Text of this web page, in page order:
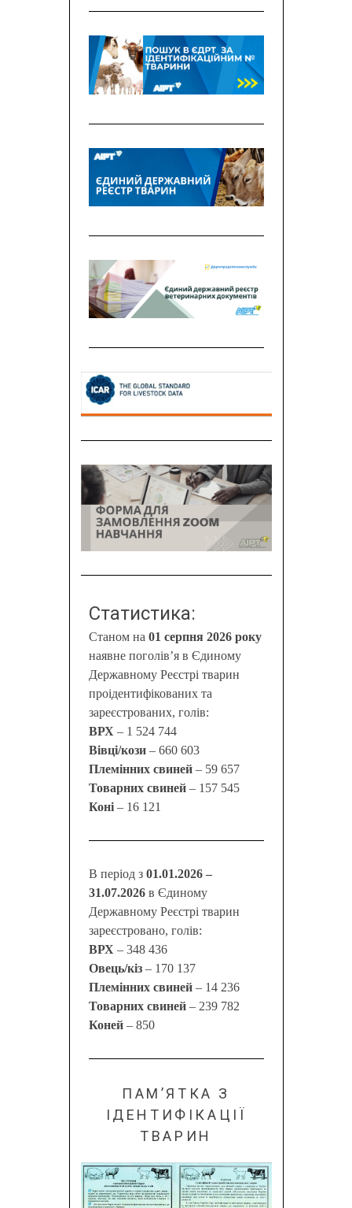
Статистика:
Станом на 01 серпня 2026 року
наявне поголів’я в Єдиному
Державному Реєстрі тварин
проідентифікованих та
зареєстрованих, голів:
ВРХ – 1 524 744
Вівці/кози– 660 603
Племінних свиней– 59 657
Товарних свиней – 157 545
Коні– 16 121
В період з01.01.2026 –
31.07.2026 в Єдиному
Державному Реєстрі тварин
зареєстровано, голів:
ВРХ – 348 436
Овець/кіз– 170 137
Племінних свиней– 14 236
Товарних свиней– 239 782
Коней– 850
ПАМ’ЯТКА З
ІДЕНТИФІКАЦІЇ
ТВАРИН